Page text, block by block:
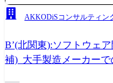
RHL、Solaris、HP-UX、AIX、VMWare、
志向・ご希望に応じて、プロジェクトを
め、地元の大手企業でのプロ
AKKODiSコンサルティン
B’(北関東):ソフトウェ
補)_大手製造メーカー